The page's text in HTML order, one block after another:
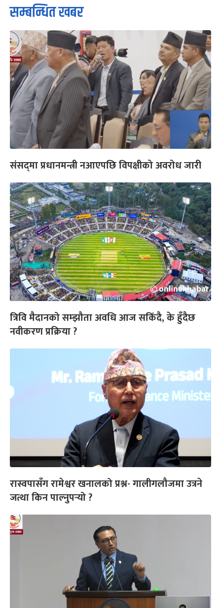
सम्बन्धित खबर
संसद्‌मा प्रधानमन्त्री नआएपछि विपक्षीको अवरोध जारी
त्रिवि मैदानको सम्झौता अवधि आज सकिँदै, के हुँदैछ
नवीकरण प्रक्रिया ?
रास्वपासँग रामेश्वर खनालको प्रश्न- गालीगलौजमा उत्रने
जत्था किन पाल्नुपर्‍यो ?